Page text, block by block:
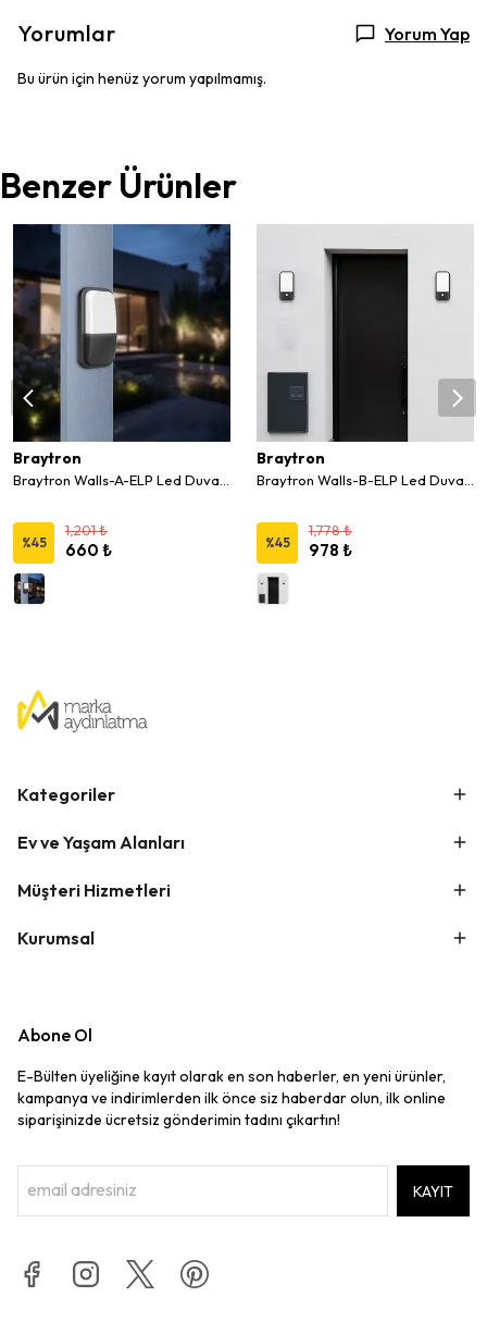
Yorumlar Yorum Yap
Bu ürün için henüz yorum yapılmamış.
Benzer Ürünler
Braytron
%45
1,201 ₺
660 ₺
Braytron
%45
1,778 ₺
978 ₺
Kategoriler
Ev ve Yaşam Alanları
Müşteri Hizmetleri
Kurumsal
Abone Ol
E-Bülten üyeliğine kayıt olarak en son haberler, en yeni ürünler,
kampanya ve indirimlerden ilk önce siz haberdar olun, ilk online
siparişinizde ücretsiz gönderimin tadını çıkartın!
KAYIT